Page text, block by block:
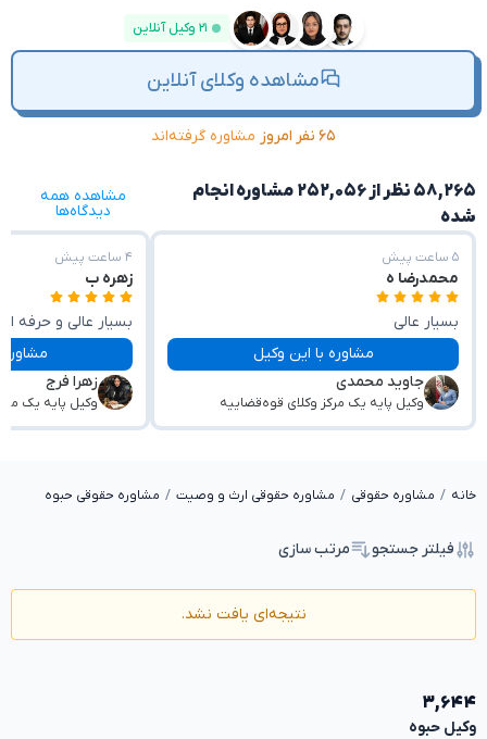
۲۱ وکیل آنلاین
مشاهده وکلای آنلاین
۶۵ نفر امروز مشاوره گرفته‌اند
۵۸,۲۶۵ نظر از ۲۵۲,۰۵۶ مشاوره انجام
شده
مشاهده همه
دیدگاه‌ها
۵ ساعت پیش
محمدرضا ه
بسیار عالی
با حوصله و صبوری پاسخگو سوالات بودند
مشاوره با این وکیل
جاوید محمدی
وکیل پایه یک مرکز وکلای قوه‌قضاییه
۴ ساعت پیش
زهره ب
بسیار عالی و حرفه
مشاوره با این
زهرا فرج
وکیل پایه یک
خانه مشاوره حقوقی مشاوره حقوقی ارث و وصیت مشاوره حقوقی حبوه
فیلتر جستجو مرتب سازی
نتیجه‌ای یافت نشد.
۳,۶۴۴
وکیل حبوه